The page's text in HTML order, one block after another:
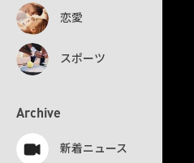
恋愛
スポーツ
Archive
新着ニュース